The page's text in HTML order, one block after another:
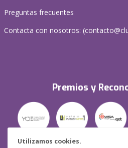
Utilizamos cookies.
Preguntas frecuentes
Contacta con nosotros: (
Premios y